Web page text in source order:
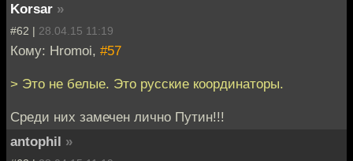
Korsar »
#62 | 28.04.15 11:19
Кому: Hromoi, #57
> Это не белые. Это русские координаторы.
Среди них замечен лично Путин!!!
antophil »